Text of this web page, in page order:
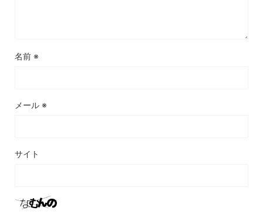
名前 ※
メール ※
サイト